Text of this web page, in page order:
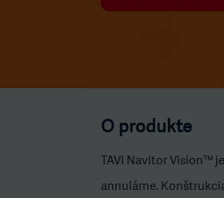
O produkte
TAVI Navitor Vision™
annulárne.